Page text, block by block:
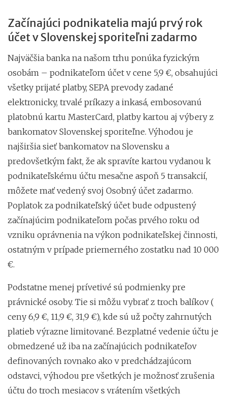
Začínajúci podnikatelia majú prvý rok
účet v Slovenskej sporiteľni zadarmo
Najväčšia banka na našom trhu ponúka fyzickým
osobám – podnikateľom účet v cene 5,9 €, obsahujúci
všetky prijaté platby, SEPA prevody zadané
elektronicky, trvalé príkazy a inkasá, embosovanú
platobnú kartu MasterCard, platby kartou aj výbery z
bankomatov Slovenskej sporiteľne. Výhodou je
najširšia sieť bankomatov na Slovensku a
predovšetkým fakt, že ak spravíte kartou vydanou k
podnikateľskému účtu mesačne aspoň 5 transakcií,
môžete mať vedený svoj Osobný účet zadarmo.
Poplatok za podnikateľský účet bude odpustený
začínajúcim podnikateľom počas prvého roku od
vzniku oprávnenia na výkon podnikateľskej činnosti,
ostatným v prípade priemerného zostatku nad 10 000
€.
Podstatne menej prívetivé sú podmienky pre
právnické osoby. Tie si môžu vybrať z troch balíkov (
ceny 6,9 €, 11,9 €, 31,9 €), kde sú už počty zahrnutých
platieb výrazne limitované. Bezplatné vedenie účtu je
obmedzené už iba na začínajúcich podnikateľov
definovaných rovnako ako v predchádzajúcom
odstavci, výhodou pre všetkých je možnosť zrušenia
účtu do troch mesiacov s vrátením všetkých